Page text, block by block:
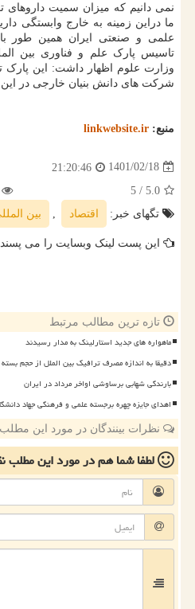
نمی دانیم که میزان سمیت
ما دراین زمینه به خارج وابستگی
علمی و صنعتی ایران همین طور
تاسیس پارک علم و فناوری بین
وزارت علوم اظهار داشت: این پارک
شرکت های دانش بنیان خارجی در
منبع: linkwebsite.ir
1401/02/18
21:20:46
5.0
/ 5
تگهای خبر:
اقتصاد , بین
این پست لینک وبسایت را می
تازه ترین مطالب مرتبط
ماهواره های جدید استارلینک به مدار رسیدند
دقیقا به اندازه مصرف ترافیک بین الملل از حجم
بارندگی شهابی برساوشی اواخر مرداد در ایران
اهدای جایزه چهره برجسته علمی و فرهنگی جهاد
نظرات بینندگان در مورد این مطلب
لطفا شما همدر مورد این مطلب